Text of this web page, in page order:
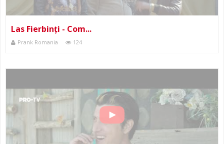
Las Fierbinți - Com...
Prank Romania 124